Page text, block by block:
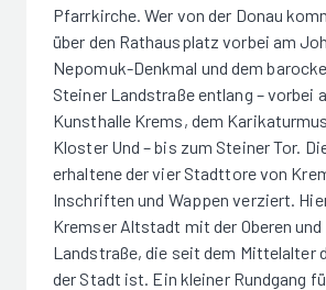
Pfarrkirche. Wer von der Donau
über den Rathausplatz vorbei am
Nepomuk-Denkmal und dem
Steiner Landstraße entlang – vorbei
Kunsthalle Krems, dem
Kloster Und – bis zum Steiner Tor.
erhaltene der vier Stadttore von
Inschriften und Wappen verziert.
Kremser Altstadt mit der Oberen und
Landstraße, die seit dem Mittelalter
der Stadt ist. Ein kleiner Rundgang